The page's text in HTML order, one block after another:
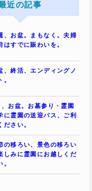
近の記事
、お盆。まもなく。夫婦
はすでに賑わいを。
、終活、エンディングノ
。
お盆。お墓参り・霊園
に霊園の送迎バス、ご利
ださい。
の移ろい、景色の移ろい
しみに霊園にお越しくだ
。